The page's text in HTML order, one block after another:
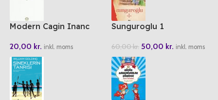
Modern Cagin Inanc
20,00 kr. inkl. moms
Sunguroglu 1
60,00kr. 50,00 kr. inkl. moms